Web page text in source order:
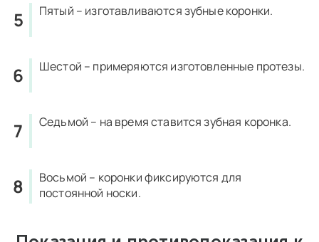
Пятый – изготавливаются зубные коронки.
Шестой – примеряются изготовленные протезы.
Седьмой – на время ставится зубная коронка.
Восьмой – коронки фиксируются для
постоянной носки.